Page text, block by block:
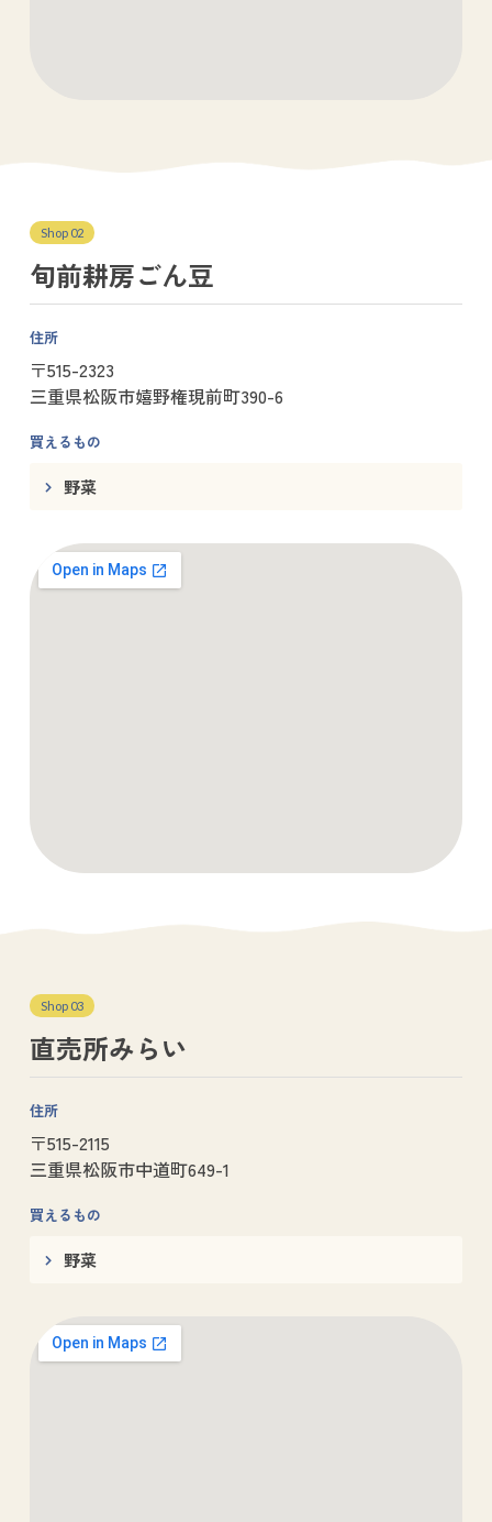
Shop 02
旬前耕房ごん豆
住所
〒515-2323
三重県松阪市嬉野権現前町390-6
買えるもの
野菜
Shop 03
直売所みらい
住所
〒515-2115
三重県松阪市中道町649-1
買えるもの
野菜